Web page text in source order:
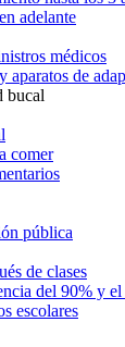
adelante
médicos
aparatos de
bucal
comer
pública
de clases
del 90% y
escolares